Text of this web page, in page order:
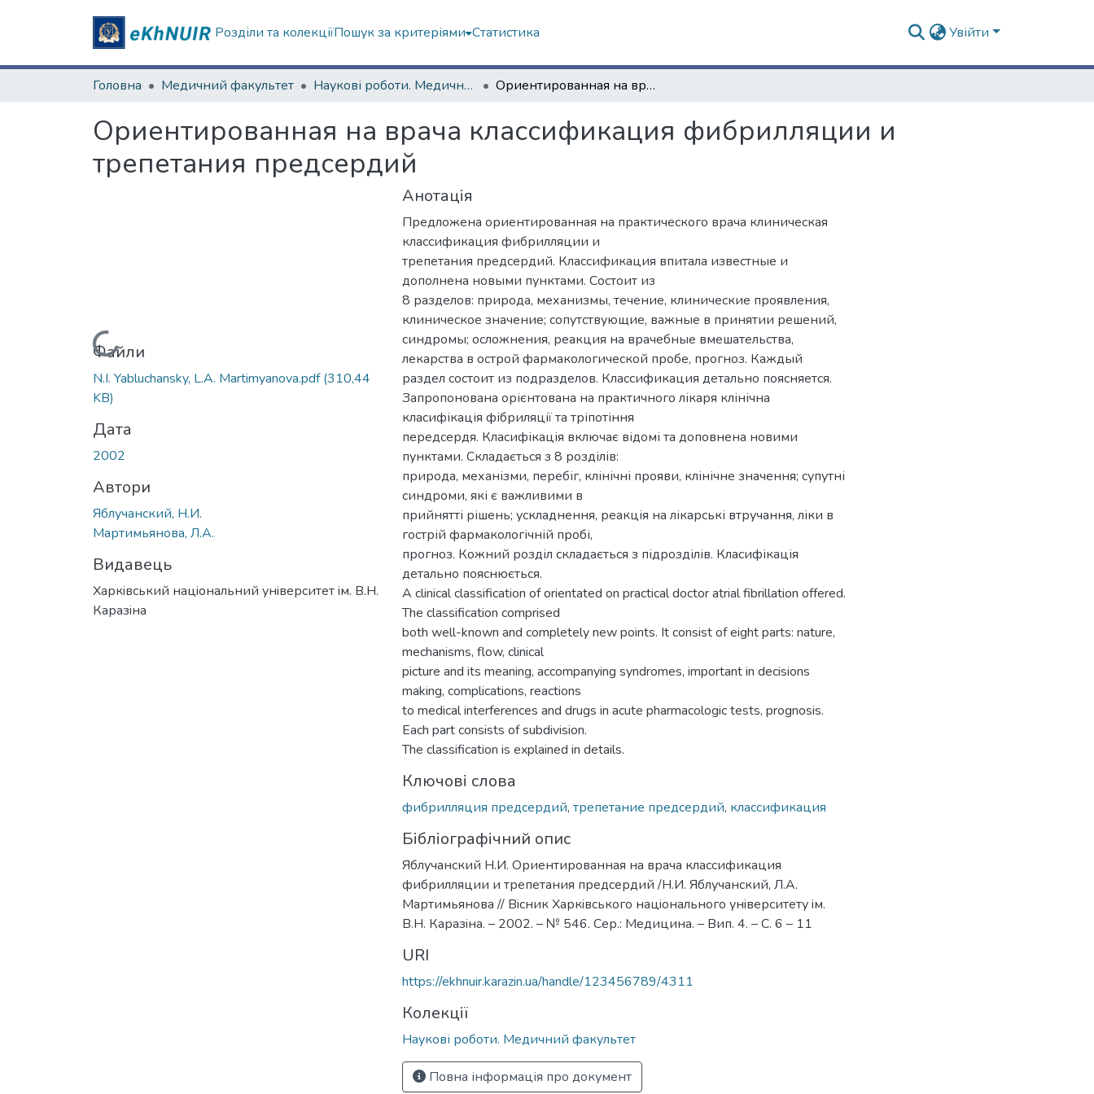
Розділи та колекціїПошук за критеріями Статистика Увійти
Головна Медичний факультет Наукові роботи. Медичний факультет Ориентированная на врача классификация фибрилляции и трепетания предсердий
Ориентированная на врача классификация фибрилляции и
трепетания предсердий
Вантажиться...
Файли
N.I. Yabluchansky, L.A. Martimyanova.pdf(310,44
KB)
Дата
2002
Автори
Яблучанский, Н.И.
Мартимьянова, Л.А.
Видавець
Харкiвський нацiональний унiверситет iм. В.Н.
Каразiна
Анотація
Предложена ориентированная на практического врача клиническая
классификация фибрилляции и
трепетания предсердий. Классификация впитала известные и
дополнена новыми пунктами. Состоит из
8 разделов: природа, механизмы, течение, клинические проявления,
клиническое значение; сопутствующие, важные в принятии решений,
синдромы; осложнения, реакция на врачебные вмешательства,
лекарства в острой фармакологической пробе, прогноз. Каждый
раздел состоит из подразделов. Классификация детально поясняется.
Запропонована орієнтована на практичного лікаря клінічна
класифікація фібриляції та тріпотіння
передсердя. Класифікація включає відомі та доповнена новими
пунктами. Складається з 8 розділів:
природа, механізми, перебіг, клінічні прояви, клінічне значення; супутні
синдроми, які є важливими в
прийнятті рішень; ускладнення, реакція на лікарські втручання, ліки в
гострій фармакологічній пробі,
прогноз. Кожний розділ складається з підрозділів. Класифікація
детально пояснюється.
A clinical classification of orientated on practical doctor atrial fibrillation offered.
The classification comprised
both well-known and completely new points. It consist of eight parts: nature,
mechanisms, flow, clinical
picture and its meaning, accompanying syndromes, important in decisions
making, complications, reactions
to medical interferences and drugs in acute pharmacologic tests, prognosis.
Each part consists of subdivision.
The classification is explained in details.
Ключові слова
фибрилляция предсердий, трепетание предсердий, классификация
Бібліографічний опис
Яблучанский Н.И. Ориентированная на врача классификация
фибрилляции и трепетания предсердий /Н.И. Яблучанский, Л.А.
Мартимьянова // Вiсник Харкiвського нацiонального унiверситету iм.
В.Н. Каразiна. – 2002. – № 546. Сер.: Медицина. – Вип. 4. – С. 6 – 11
URI
https://ekhnuir.karazin.ua/handle/123456789/4311
Колекції
Наукові роботи. Медичний факультет
Повна інформація про документ